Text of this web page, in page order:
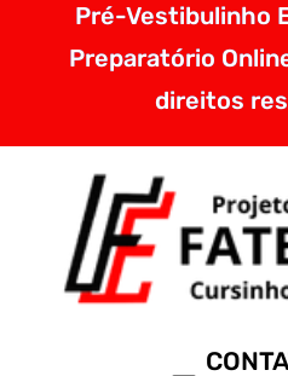
Pré-Vestibulinho
Preparatório
direitos